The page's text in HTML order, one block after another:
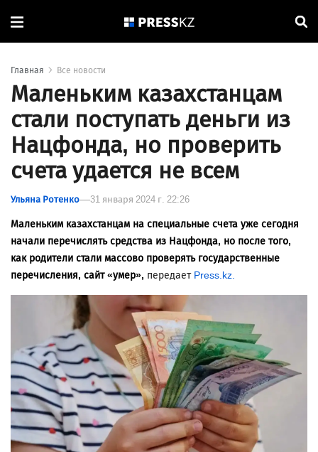
Главная Все новости
Маленьким казахстанцам
стали поступать деньги из
Нацфонда, но проверить
счета удается не всем
Ульяна Ротенко 31 января 2024 г. 22:26
Маленьким казахстанцам на специальные счета уже сегодня
начали перечислять средства из Нацфонда, но после того,
как родители стали массово проверять государственные
перечисления, сайт «умер», передает Press.kz.